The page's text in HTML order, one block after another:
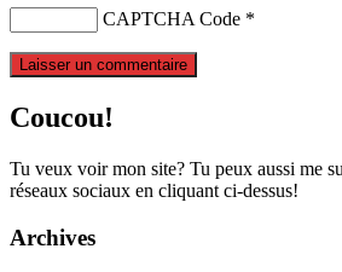
CAPTCHA Code *
Coucou!
Tu veux voir mon site? Tu peux aussi me
réseaux sociaux en cliquant ci-dessus!
Archives